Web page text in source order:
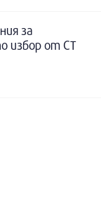
за
избор от СТ